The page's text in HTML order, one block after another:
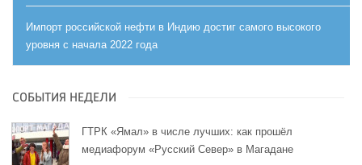
Импорт российской нефти в Индию достиг самого высокого
уровня с начала 2022 года
СОБЫТИЯ НЕДЕЛИ
ГТРК «Ямал» в числе лучших: как прошёл
медиафорум «Русский Север» в Магадане